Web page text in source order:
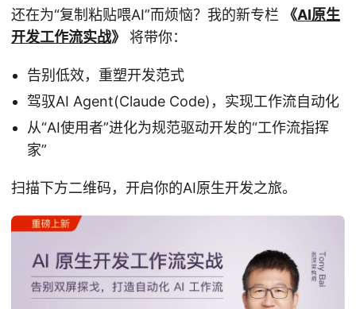
还在为“复制粘贴喂AI”而烦恼？我的新专栏 《AI原生
开发工作流实战》 将带你：
告别低效，重塑开发范式
驾驭AI Agent(Claude Code)，实现工作流自动化
从“AI使用者”进化为规范驱动开发的“工作流指挥
家”
扫描下方二维码，开启你的AI原生开发之旅。